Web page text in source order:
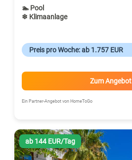
🏊 Pool
❄ Klimaanlage
Preis pro Woche: ab 1.757 EUR
Zum Angebot
Ein Partner-Angebot von HomeToGo
ab 144 EUR/Tag